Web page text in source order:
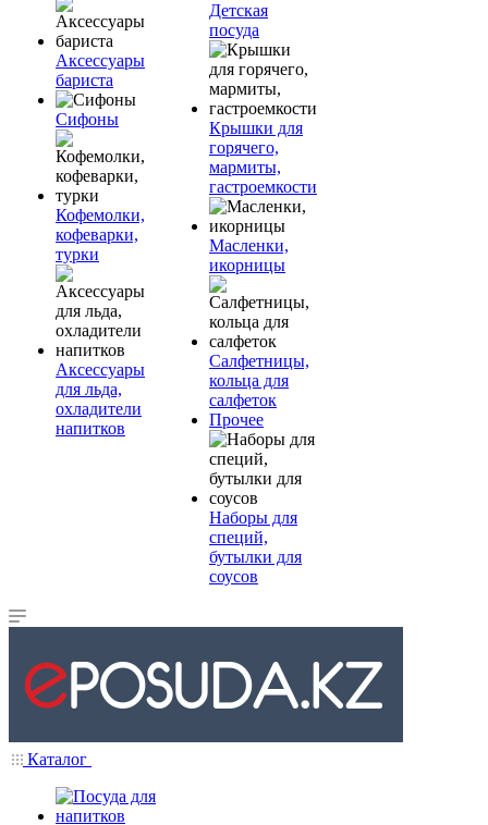
Аксессуары
бариста
Сифоны
Кофемолки,
кофеварки,
турки
Аксессуары
для льда,
охладители
напитков
Детская
посуда
Крышки для
горячего,
мармиты,
гастроемкости
Масленки,
икорницы
Салфетницы,
кольца для
салфеток
Прочее
Наборы для
специй,
бутылки для
соусов
Каталог